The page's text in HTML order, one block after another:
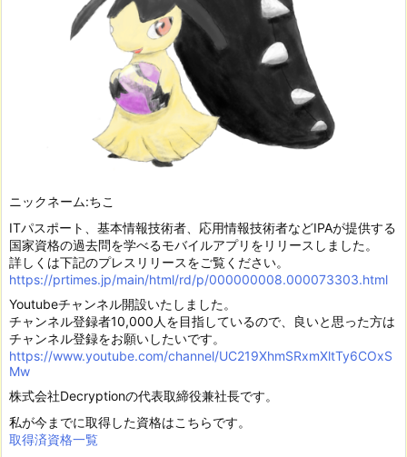
ニックネーム:ちこ
ITパスポート、基本情報技術者、応用情報技術者などIPAが提供する
国家資格の過去問を学べるモバイルアプリをリリースしました。
詳しくは下記のプレスリリースをご覧ください。
https://prtimes.jp/main/html/rd/p/000000008.000073303.html
Youtubeチャンネル開設いたしました。
チャンネル登録者10,000人を目指しているので、良いと思った方は
チャンネル登録をお願いしたいです。
https://www.youtube.com/channel/UC219XhmSRxmXltTy6COxS
Mw
株式会社Decryptionの代表取締役兼社長です。
私が今までに取得した資格はこちらです。
取得済資格一覧